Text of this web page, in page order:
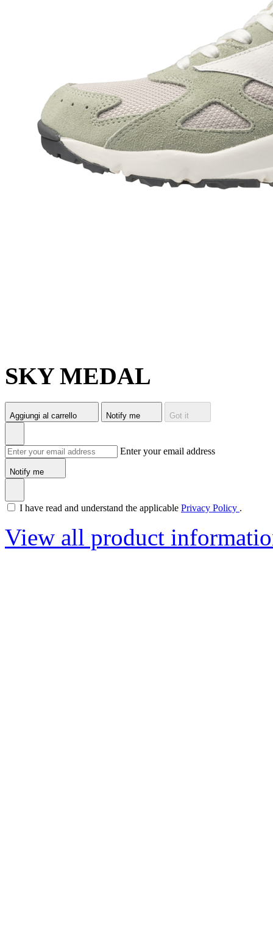
SKY MEDAL
Aggiungi al carrello Notify me Got it
Enter your email address
Notify me
I have read and understand the applicable Privacy Policy .
View all product